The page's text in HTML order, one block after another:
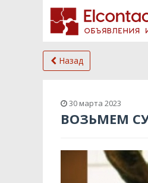
Назад
30 марта 2023
ВОЗЬМЕМ